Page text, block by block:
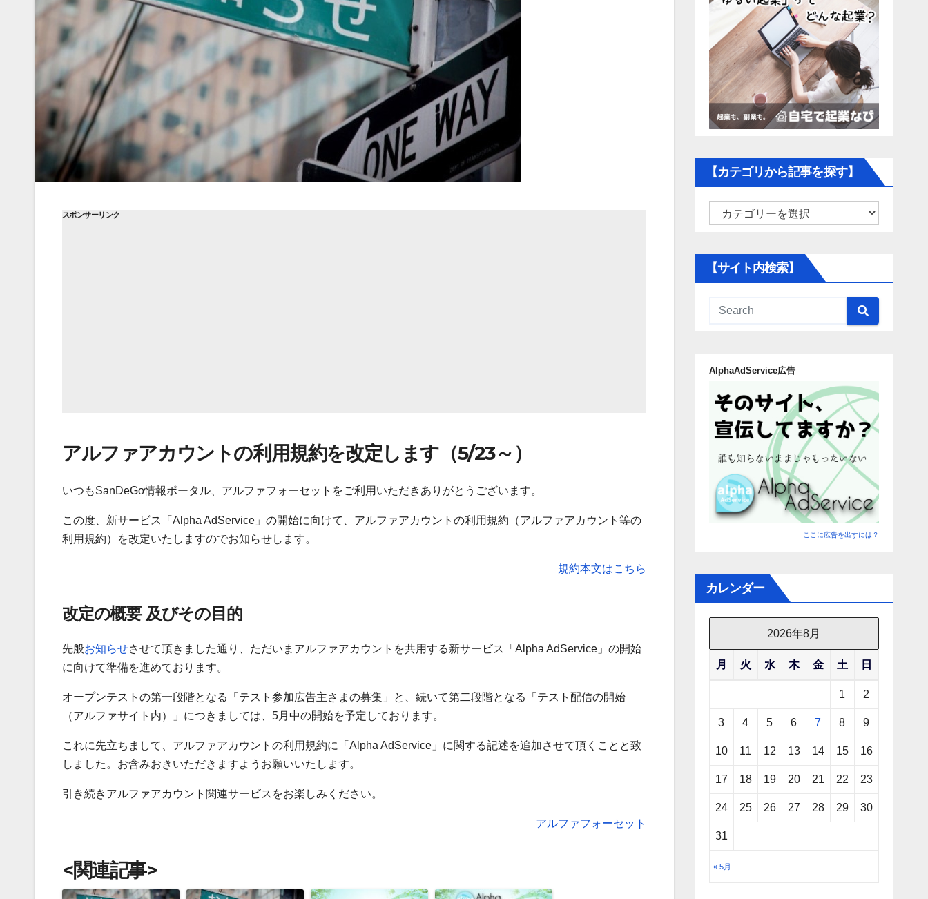
スポンサーリンク
アルファアカウントの利用規約を改定します（5/23～）
いつもSanDeGo情報ポータル、アルファフォーセットをご利用いただきありがとうございます。
この度、新サービス「Alpha AdService」の開始に向けて、アルファアカウントの利用規約（アルファアカウント等の
利用規約）を改定いたしますのでお知らせします。
規約本文はこちら
改定の概要 及びその目的
先般お知らせさせて頂きました通り、ただいまアルファアカウントを共用する新サービス「Alpha AdService」の開始
に向けて準備を進めております。
オープンテストの第一段階となる「テスト参加広告主さまの募集」と、続いて第二段階となる「テスト配信の開始
（アルファサイト内）」につきましては、5月中の開始を予定しております。
これに先立ちまして、アルファアカウントの利用規約に「Alpha AdService」に関する記述を追加させて頂くことと致
しました。お含みおきいただきますようお願いいたします。
引き続きアルファアカウント関連サービスをお楽しみください。
アルファフォーセット
<関連記事>
【カテゴリから記事を探す】
【カ
ゴ
リ
を
探
す】
【サイト内検索】
AlphaAdService広告
ここに広告を出すには？
カレンダー
2026年8月
月 火 水 木 金 土 日
« 5月
1 2
3 4 5 6 7 8 9
10 11 12 13 14 15 16
17 18 19 20 21 22 23
24 25 26 27 28 29 30
31